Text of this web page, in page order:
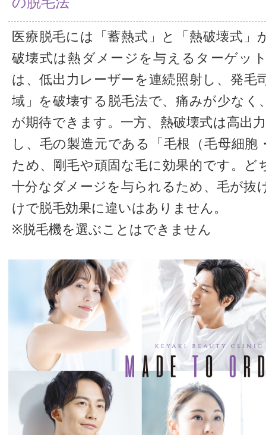
医療脱毛には「蓄熱式」と「熱破壊式」
破壊式は熱ダメージを与えるターゲッ
は、低出力レーザーを連続照射し、発毛
域」を破壊する脱毛法で、痛みが少なく
が期待できます。一方、熱破壊式は高出
し、毛の製造元である「毛根（毛母細胞
ため、剛毛や頑固な毛に効果的です。ど
十分なダメージを与られるため、毛が抜
けで脱毛効果に違いはありません。
※脱毛機を選ぶことはできません